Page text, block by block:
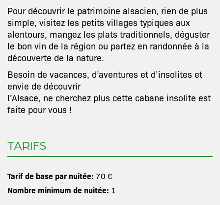
Pour découvrir le patrimoine alsacien, rien de plus
simple, visitez les petits villages typiques aux
alentours, mangez les plats traditionnels, déguster
le bon vin de la région ou partez en randonnée à la
découverte de la nature.
Besoin de vacances, d’aventures et d’insolites et
envie de découvrir
l’Alsace, ne cherchez plus cette cabane insolite est
faite pour vous !
TARIFS
Tarif de base par nuitée: 70 €
Nombre minimum de nuitée: 1